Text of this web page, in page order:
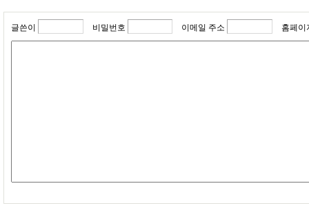
글쓴이 비밀번호 이메일 주소 홈페이